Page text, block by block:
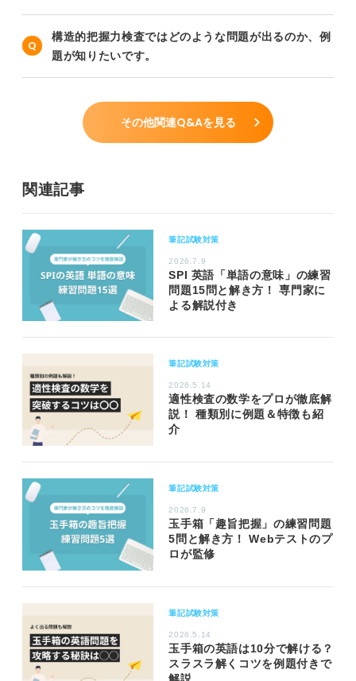
構造的把握力検査ではどのような問題が出るのか、例
題が知りたいです。
その他関連Q&Aを見る
関連記事
筆記試験対策
2026.7.9
SPI 英語「単語の意味」の練習
問題15問と解き方！ 専門家に
よる解説付き
筆記試験対策
2026.5.14
適性検査の数学をプロが徹底解
説！ 種類別に例題＆特徴も紹
介
筆記試験対策
2026.7.9
玉手箱「趣旨把握」の練習問題
5問と解き方！ Webテストのプ
ロが監修
筆記試験対策
2026.5.14
玉手箱の英語は10分で解ける？
スラスラ解くコツを例題付きで